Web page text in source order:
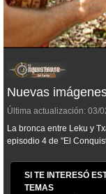
Nuevas
Última actualización: 03/
La bronca entre Leku y
episodio 4 de "El
SI TE INTERESÓ
TEMAS